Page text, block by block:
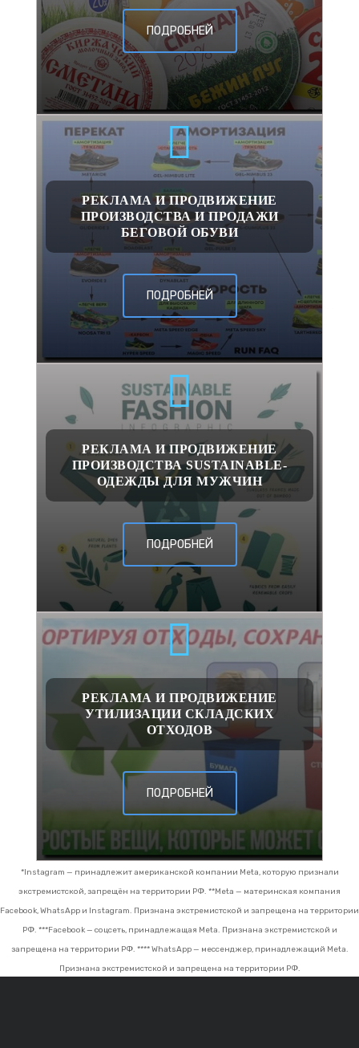
ПОДРОБНЕЙ
РЕКЛАМА И ПРОДВИЖЕНИЕ
ПРОИЗВОДСТВА И ПРОДАЖИ
БЕГОВОЙ ОБУВИ
ПОДРОБНЕЙ
РЕКЛАМА И ПРОДВИЖЕНИЕ
ПРОИЗВОДСТВА SUSTAINABLE-
ОДЕЖДЫ ДЛЯ МУЖЧИН
ПОДРОБНЕЙ
РЕКЛАМА И ПРОДВИЖЕНИЕ
УТИЛИЗАЦИИ СКЛАДСКИХ
ОТХОДОВ
ПОДРОБНЕЙ
*Instagram — принадлежит американской компании Meta, которую признали
экстремистской, запрещён на территории РФ. **Meta — материнская компания
Facebook, WhatsApp и Instagram. Признана экстремистской и запрещена на территории
РФ. ***Facebook — соцсеть, принадлежащая Meta. Признана экстремистской и
запрещена на территории РФ. **** WhatsApp — мессенджер, принадлежащий Meta.
Признана экстремистской и запрещена на территории РФ.